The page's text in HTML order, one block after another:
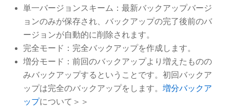
単一バージョンスキーム：最新バックアップバージ
ョンのみが保存され、バックアップの完了後前のバ
ージョンが自動的に削除されます。
完全モード：完全バックアップを作成します。
増分モード：前回のバックアップより増えたものの
みバックアップするということです。初回バックア
ップは完全のバックアップをします。 増分バックア
ップについて＞＞